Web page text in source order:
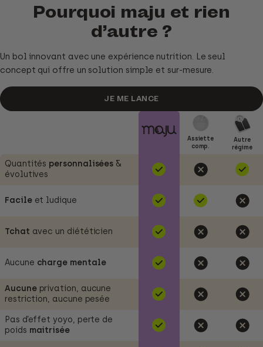
Assiette
comp.
Autre
régime
Quantités personnalisées &
évolutives
Facileet ludique
Tchat avec un diététicien
Aucune charge mentale
Aucuneprivation, aucune
restriction, aucune pesée
Pas d’effet yoyo, perte de
poids maitrisée
Pourquoi maju et rien
d’autre ?
Un bol innovant avec une expérience nutrition. Le seul
concept qui offre un solution simple et sur-mesure.
JE ME LANCE